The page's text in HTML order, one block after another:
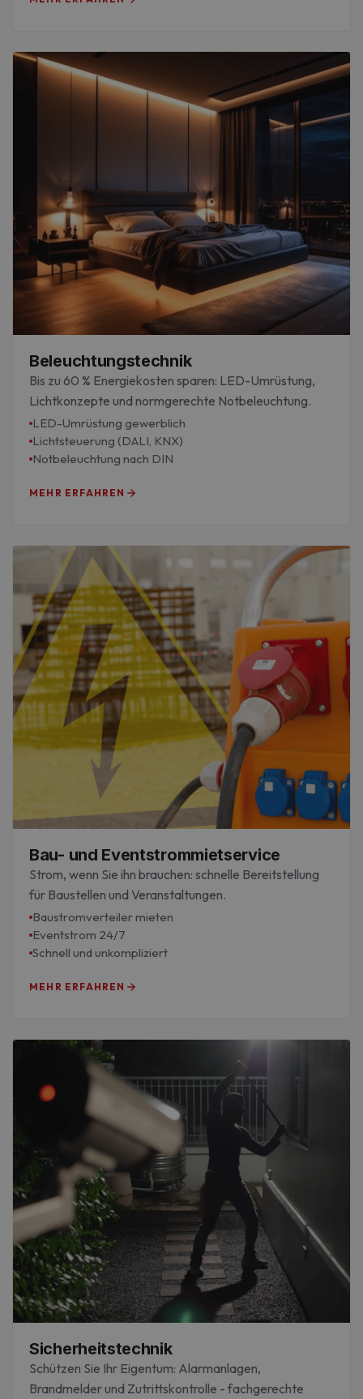
Beleuchtungstechnik
Bis zu 60 % Energiekosten sparen: LED-Umrüstung,
Lichtkonzepte und normgerechte Notbeleuchtung.
LED-Umrüstung gewerblich
Lichtsteuerung (DALI, KNX)
Notbeleuchtung nach DIN
MEHR ERFAHREN
Bau- und Eventstrommietservice
Strom, wenn Sie ihn brauchen: schnelle Bereitstellung
für Baustellen und Veranstaltungen.
Baustromverteiler mieten
Eventstrom 24/7
Schnell und unkompliziert
MEHR ERFAHREN
Sicherheitstechnik
Schützen Sie Ihr Eigentum: Alarmanlagen,
Brandmelder und Zutrittskontrolle - fachgerechte